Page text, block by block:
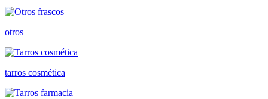
otros
tarros cosmética